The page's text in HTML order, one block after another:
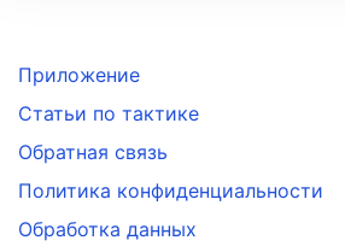
Приложение
Статьи по тактике
Обратная связь
Политика конфиденциальности
Обработка данных